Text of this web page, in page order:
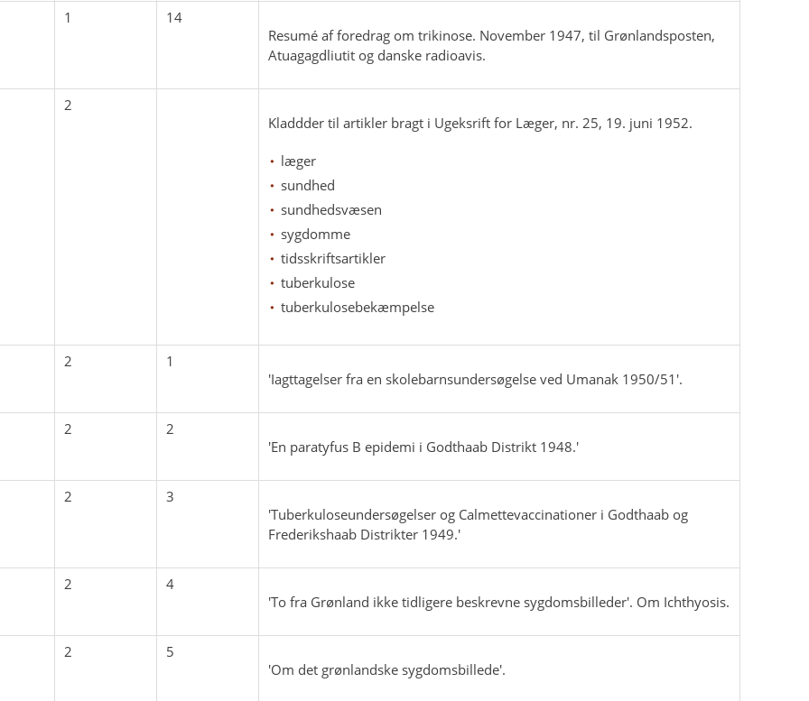
1
14
Resumé af foredrag om trikinose. November 1947, til Grønlandsposten,
Atuagagdliutit og danske radioavis.
2
Kladdder til artikler bragt i Ugeksrift for Læger, nr. 25, 19. juni 1952.
læger
sundhed
sundhedsvæsen
sygdomme
tidsskriftsartikler
tuberkulose
tuberkulosebekæmpelse
2
1
'Iagttagelser fra en skolebarnsundersøgelse ved Umanak 1950/51'.
2
2
'En paratyfus B epidemi i Godthaab Distrikt 1948.'
2
3
'Tuberkuloseundersøgelser og Calmettevaccinationer i Godthaab og
Frederikshaab Distrikter 1949.'
2
4
'To fra Grønland ikke tidligere beskrevne sygdomsbilleder'. Om Ichthyosis.
2
5
'Om det grønlandske sygdomsbillede'.